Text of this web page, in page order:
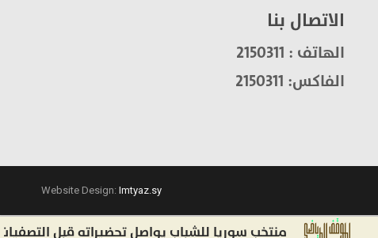
الاتصال بنا
الهاتف : 2150311
الفاكس: 2150311
Website Design: Imtyaz.sy
منتخب سوريا للشباب يواصل تحضيراته قبل التصفيات